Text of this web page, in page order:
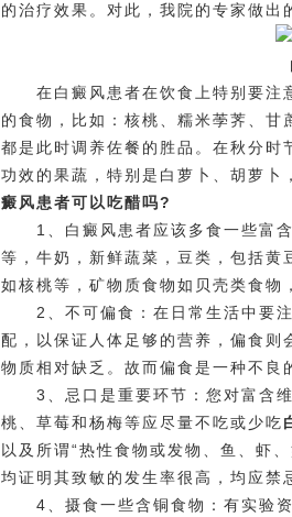
的治疗效果。对此，我院的专家做出
在白癜风患者在饮食上特别要注
的食物，比如：核桃、糯米荸荠、甘
都是此时调养佐餐的胜品。在秋分时
功效的果蔬，特别是白萝卜、胡萝卜
癜风患者可以吃醋吗?
1、白癜风患者应该多食一些富含
等，牛奶，新鲜蔬菜，豆类，包括黄
如核桃等，矿物质食物如贝壳类食物
2、不可偏食：在日常生活中要注
配，以保证人体足够的营养，偏食则
物质相对缺乏。故而偏食是一种不良
3、忌口是重要环节：您对富含维
桃、草莓和杨梅等应尽量不吃或少吃
以及所谓“热性食物或发物、鱼、虾
均证明其致敏的发生率很高，均应禁
4、摄食一些含铜食物：有实验资